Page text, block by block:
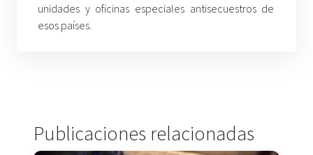
unidades y oficinas especiales antisecuestros de
esos países.
Publicaciones relacionadas